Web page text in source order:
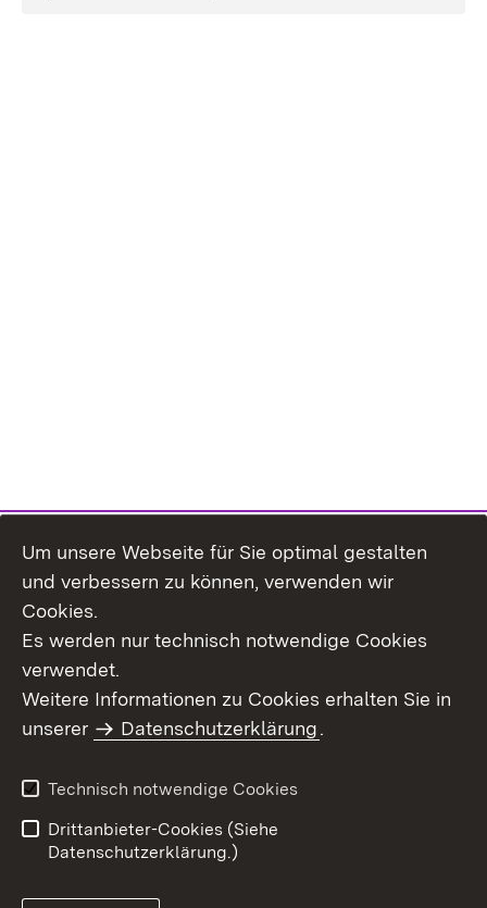
Themenübersicht
Barrierefreiheit
Um unsere Webseite für Sie optimal gestalten
und verbessern zu können, verwenden wir
Cookies.
Es werden nur technisch notwendige Cookies
verwendet.
Weitere Informationen zu Cookies erhalten Sie in
unserer
Datenschutzerklärung.
Technisch notwendige Cookies
Drittanbieter-Cookies (Siehe
Datenschutzerklärung.)